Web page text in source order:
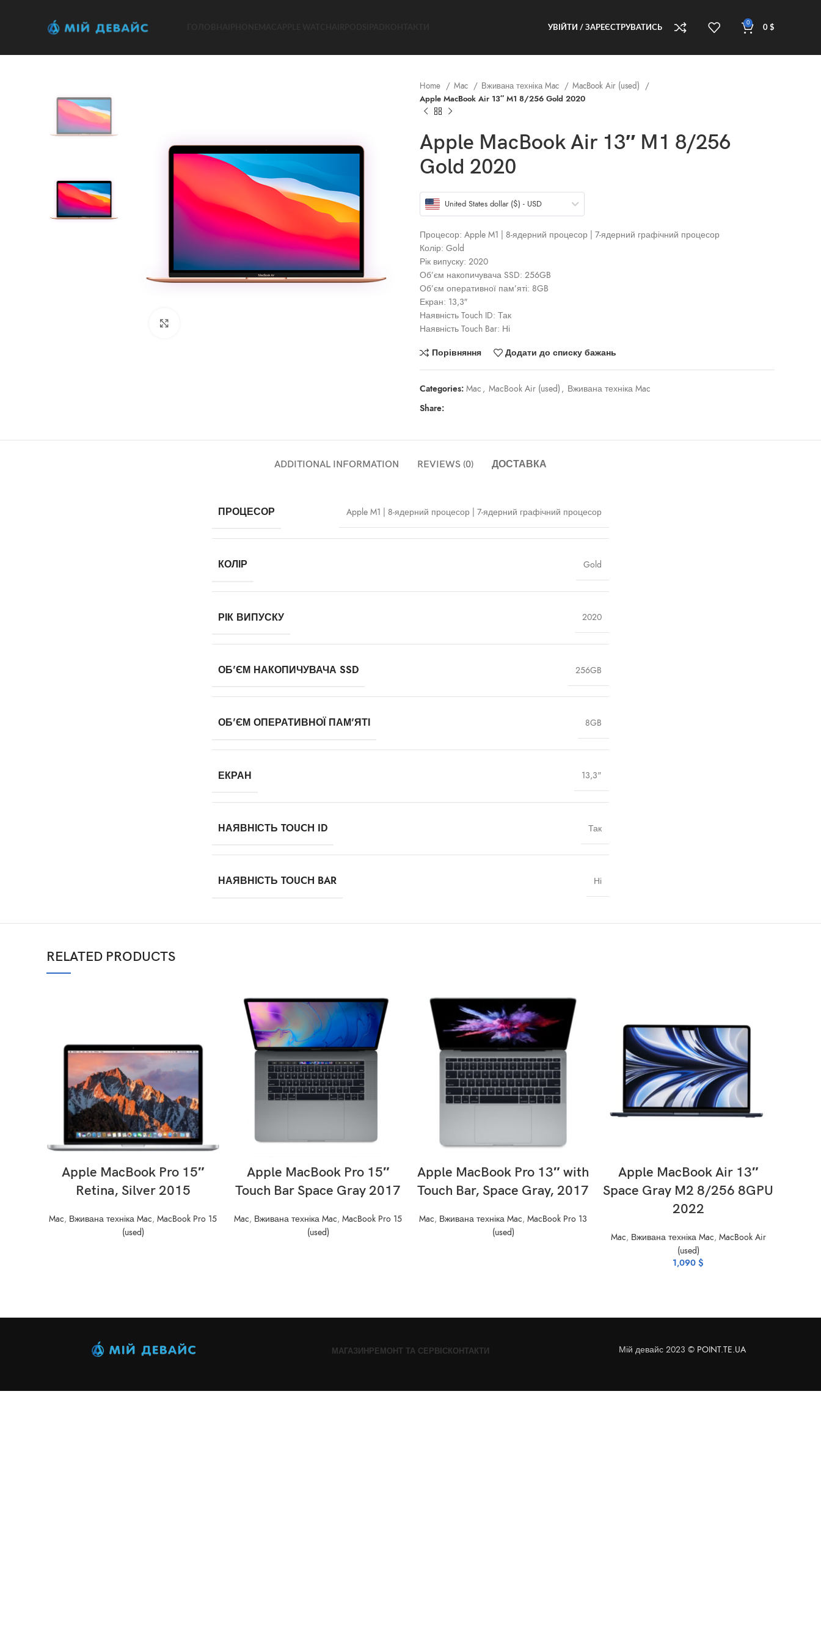
УВІЙТИ / ЗАРЕЄСТРУВАТИСЬ
0
0 $
Home Mac Вживана техніка Mac
MacBook Air (used)
Apple MacBook Air 13″ M1 8/256 Gold 2020
Apple MacBook Air 13″ M1 8/256
Gold 2020
United States dollar ($) - USD
Процесор: Apple M1 | 8‑ядерний процесор | 7‑ядерний графічний процесор
Колір: Gold
Рік випуску: 2020
Об’єм накопичувача SSD: 256GB
Об’єм оперативної пам’яті: 8GB
Екран: 13,3″
Наявність Touch ID: Так
Наявність Touch Bar: Ні
Порівняння Додати до списку бажань
Categories: Mac , MacBook Air (used) , Вживана техніка Mac
Share:
ADDITIONAL INFORMATION REVIEWS (0) ДОСТАВКА
ПРОЦЕСОР Apple M1 | 8‑ядерний процесор | 7‑ядерний графічний процесор
КОЛІР Gold
РІК ВИПУСКУ 2020
ОБ'ЄМ НАКОПИЧУВАЧА SSD 256GB
ОБ'ЄМ ОПЕРАТИВНОЇ ПАМ'ЯТІ 8GB
ЕКРАН 13,3"
НАЯВНІСТЬ TOUCH ID Так
НАЯВНІСТЬ TOUCH BAR Ні
RELATED PRODUCTS
Apple MacBook Pro 15″
Retina, Silver 2015
Mac, Вживана техніка Mac, MacBook Pro 15
(used)
Apple MacBook Pro 15″
Touch Bar Space Gray 2017
Mac, Вживана техніка Mac, MacBook Pro 15
(used)
Apple MacBook Pro 13″ with
Touch Bar, Space Gray, 2017
Mac, Вживана техніка Mac, MacBook Pro 13
(used)
Apple MacBook Air 13″
Space Gray M2 8/256 8GPU
2022
Mac, Вживана техніка Mac, MacBook Air
(used)
1,090 $
МАГАЗИНРЕМОНТ ТА СЕРВІСКОНТАКТИ Мій девайс 2023 © POINT.TE.UA